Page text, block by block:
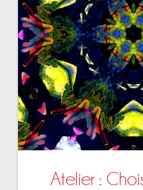
Atelier :